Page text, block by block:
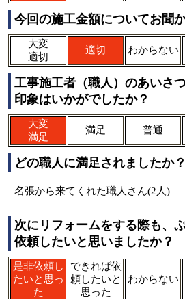
今回の施工金額についてお聞
大変
適切
適切 わからない
工事施工者（職人）のあいさ
印象はいかがでしたか？
大変
満足
満足 普通
どの職人に満足されましたか？
名張から来てくれた職人さん(2人)
次にリフォームをする際も、
依頼したいと思いましたか？
是非依頼し
たいと思っ
た
できれば依
頼したいと
思った
わからない